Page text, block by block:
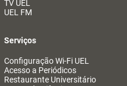
TV UEL
UEL FM
Serviços
Configuração Wi-Fi UEL
Acesso a Periódicos
Restaurante Universitário